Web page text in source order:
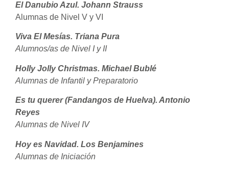
El Danubio Azul. Johann Strauss
Alumnas de Nivel V y VI
Viva El Mesías. Triana Pura
Alumnos/as de Nivel I y II
Holly Jolly Christmas. Michael Bublé
Alumnas de Infantil y Preparatorio
Es tu querer (Fandangos de Huelva). Antonio
Reyes
Alumnas de Nivel IV
Hoy es Navidad. Los Benjamines
Alumnas de Iniciación